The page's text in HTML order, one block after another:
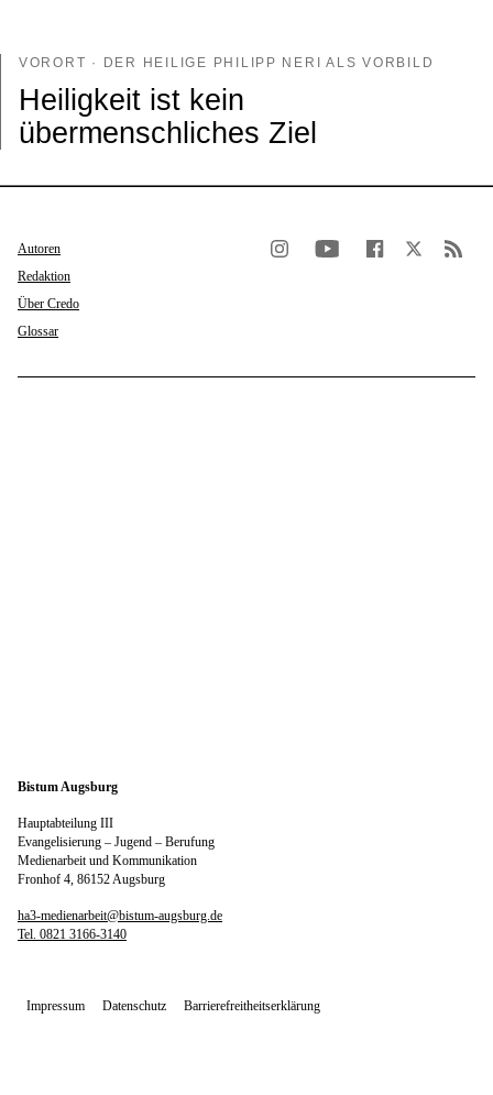
VORORT · DER HEILIGE PHILIPP NERI ALS VORBILD
Heiligkeit ist kein
übermenschliches Ziel
Autoren
Redaktion
Über Credo
Glossar
Bistum Augsburg
Hauptabteilung III
Evangelisierung – Jugend – Berufung
Medienarbeit und Kommunikation
Fronhof 4, 86152 Augsburg
ha3-medienarbeit@bistum-augsburg.de
Tel. 0821 3166-3140
Impressum Datenschutz Barrierefreitheitserklärung